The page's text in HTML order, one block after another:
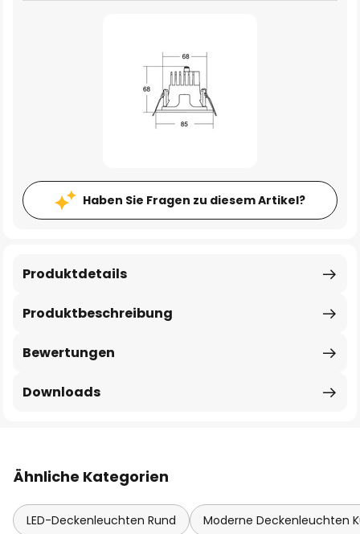
Haben Sie Fragen zu diesem Artikel?
Produktbeschreibung
Produktdetails
Bewertungen
Downloads
Ähnliche Kategorien
LED-Deckenleuchten Rund Moderne Deckenleuchten